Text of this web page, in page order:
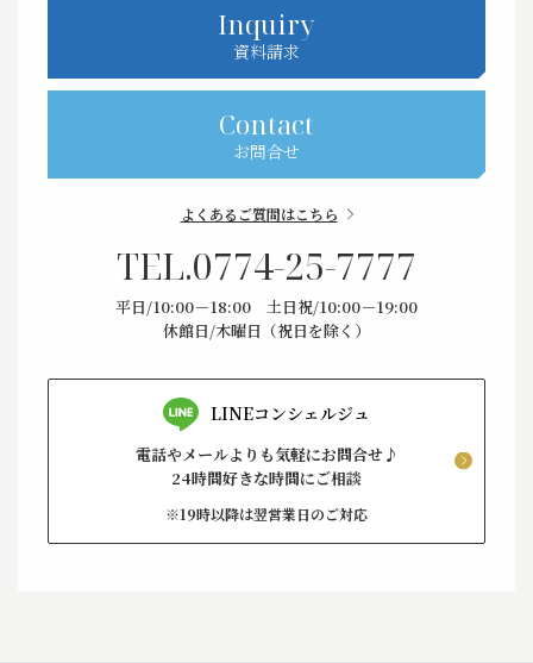
Inquiry
資料請求
Contact
お問合せ
よくあるご質問はこちら
TEL.0774-25-7777
平日/10:00－18:00 土日祝/10:00－19:00
休館日/木曜日（祝日を除く）
LINEコンシェルジュ
電話やメールよりも気軽にお問合せ♪
24時間好きな時間にご相談
※19時以降は翌営業日のご対応